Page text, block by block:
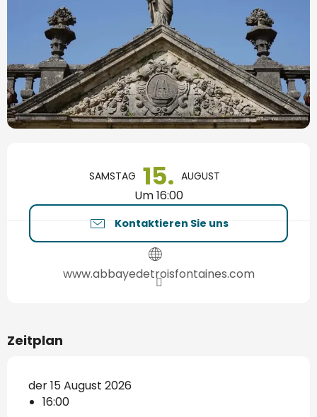
SAMSTAG 15. AUGUST
Um 16:00
Kontaktieren Sie uns
www.abbayedetroisfontaines.com
Zeitplan
der 15 August 2026
16:00